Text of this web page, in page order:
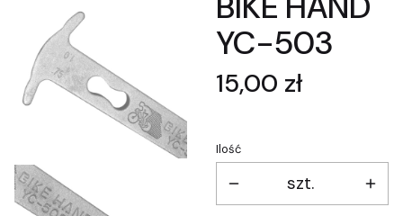
YC-503
Cena
15,00 zł
Ilość
szt.